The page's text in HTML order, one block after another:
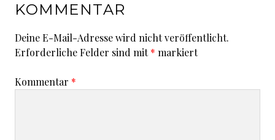
KOMMENTAR
Deine E-Mail-Adresse wird nicht veröffentlicht.
Erforderliche Felder sind mit* markiert
Kommentar *